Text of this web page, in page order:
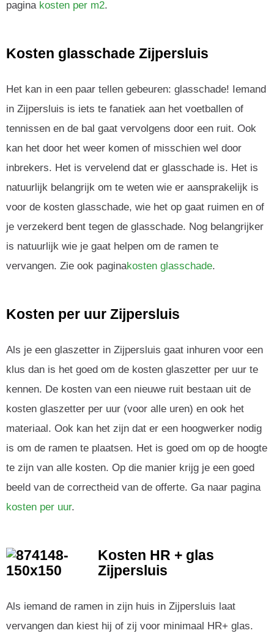
pagina kosten per m2.
Kosten glasschade Zijpersluis
Het kan in een paar tellen gebeuren: glasschade! Iemand
in Zijpersluis is iets te fanatiek aan het voetballen of
tennissen en de bal gaat vervolgens door een ruit. Ook
kan het door het weer komen of misschien wel door
inbrekers. Het is vervelend dat er glasschade is. Het is
natuurlijk belangrijk om te weten wie er aansprakelijk is
voor de kosten glasschade, wie het op gaat ruimen en of
je verzekerd bent tegen de glasschade. Nog belangrijker
is natuurlijk wie je gaat helpen om de ramen te
vervangen. Zie ook paginakosten glasschade.
Kosten per uur Zijpersluis
Als je een glaszetter in Zijpersluis gaat inhuren voor een
klus dan is het goed om de kosten glaszetter per uur te
kennen. De kosten van een nieuwe ruit bestaan uit de
kosten glaszetter per uur (voor alle uren) en ook het
materiaal. Ook kan het zijn dat er een hoogwerker nodig
is om de ramen te plaatsen. Het is goed om op de hoogte
te zijn van alle kosten. Op die manier krijg je een goed
beeld van de correctheid van de offerte. Ga naar pagina
kosten per uur.
Kosten HR + glas
Zijpersluis
Als iemand de ramen in zijn huis in Zijpersluis laat
vervangen dan kiest hij of zij voor minimaal HR+ glas.